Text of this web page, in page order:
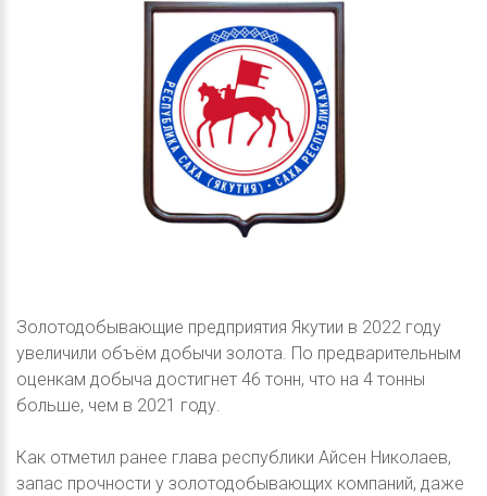
Золотодобывающие предприятия Якутии в 2022 году
увеличили объём добычи золота. По предварительным
оценкам добыча достигнет 46 тонн, что на 4 тонны
больше, чем в 2021 году.
Как отметил ранее глава республики Айсен Николаев,
запас прочности у золотодобывающих компаний, даже